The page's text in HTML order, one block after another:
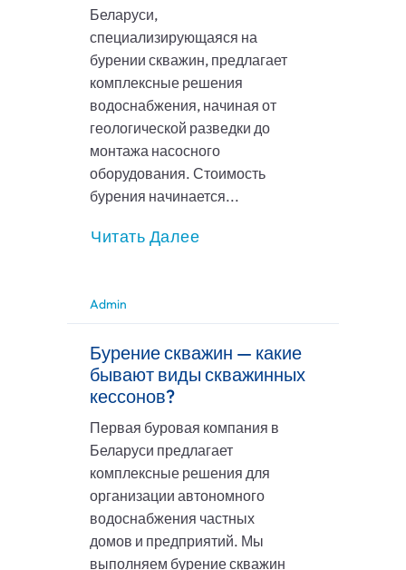
Беларуси,
специализирующаяся на
бурении скважин, предлагает
комплексные решения
водоснабжения, начиная от
геологической разведки до
монтажа насосного
оборудования. Стоимость
бурения начинается...
Читать Далее
Admin
Бурение скважин — какие
бывают виды скважинных
кессонов?
Первая буровая компания в
Беларуси предлагает
комплексные решения для
организации автономного
водоснабжения частных
домов и предприятий. Мы
выполняем бурение скважин